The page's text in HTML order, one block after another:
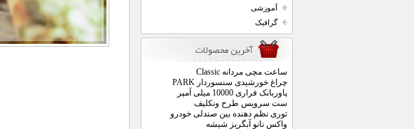
آموزشی
گرافیک
ساعت مچی مردانه Classic
چراغ خورشیدی سنسوردار PARK
پاوربانک فراری 10000 میلی آمپر
ست سرویس طرح ونکلیف
توری نظم دهنده بین صندلی خودرو
واکس نانو آبگریز شیشه